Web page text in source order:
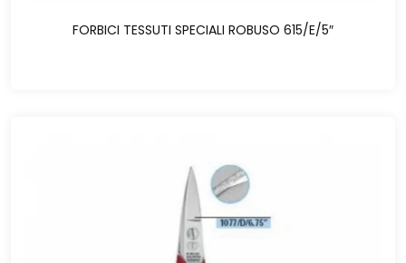
FORBICI TESSUTI SPECIALI ROBUSO 615/E/5″